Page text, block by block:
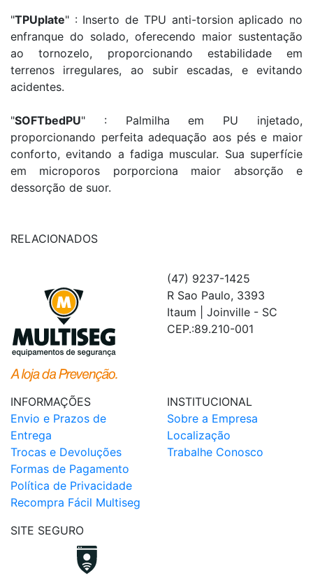
"TPUplate" : Inserto de TPU anti-torsion aplicado no
enfranque do solado, oferecendo maior sustentação
ao tornozelo, proporcionando estabilidade em
terrenos irregulares, ao subir escadas, e evitando
acidentes.
"SOFTbedPU" : Palmilha em PU injetado,
proporcionando perfeita adequação aos pés e maior
conforto, evitando a fadiga muscular. Sua superfície
em microporos porporciona maior absorção e
dessorção de suor.
RELACIONADOS
(47) 9237-1425
R Sao Paulo, 3393
Itaum | Joinville - SC
CEP.:89.210-001
INFORMAÇÕES
Envio e Prazos de
Entrega
Trocas e Devoluções
Formas de Pagamento
Política de Privacidade
Recompra Fácil Multiseg
INSTITUCIONAL
Sobre a Empresa
Localização
Trabalhe Conosco
SITE SEGURO